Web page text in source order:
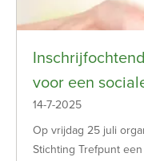
voor een
14-7-2025
Op vrijdag 25 juli
Stichting Trefpunt